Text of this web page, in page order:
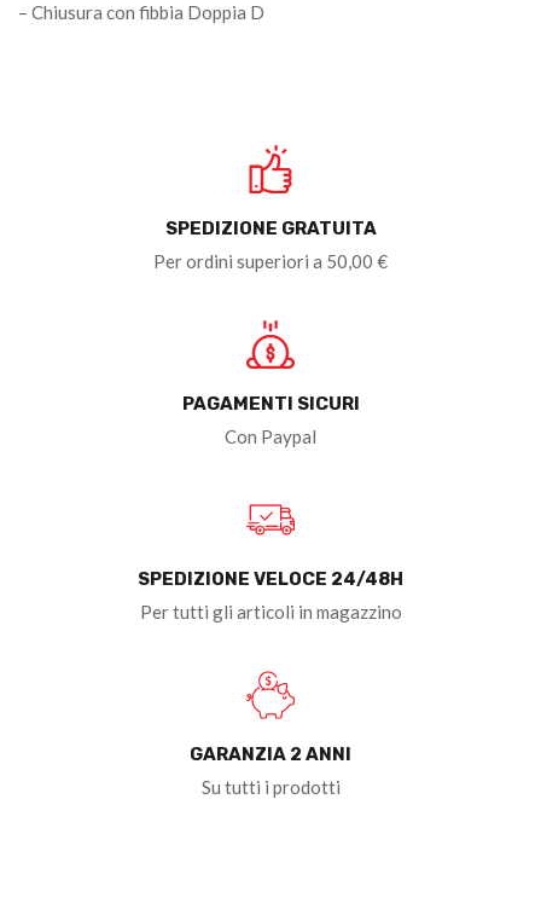
– Chiusura con fibbia Doppia D
SPEDIZIONE GRATUITA
Per ordini superiori a 50,00 €
PAGAMENTI SICURI
Con Paypal
SPEDIZIONE VELOCE 24/48H
Per tutti gli articoli in magazzino
GARANZIA 2 ANNI
Su tutti i prodotti